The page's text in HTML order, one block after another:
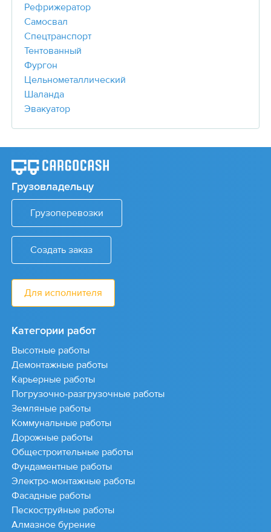
Рефрижератор
Самосвал
Спецтранспорт
Тентованный
Фургон
Цельнометаллический
Шаланда
Эвакуатор
Грузовладельцу
Грузоперевозки
Создать заказ
Для исполнителя
Категории работ
Высотные работы
Демонтажные работы
Карьерные работы
Погрузочно-разгрузочные работы
Земляные работы
Коммунальные работы
Дорожные работы
Общестроительные работы
Фундаментные работы
Электро-монтажные работы
Фасадные работы
Пескоструйные работы
Алмазное бурение